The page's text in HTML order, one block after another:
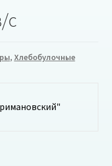
с
, Хлебобулочные